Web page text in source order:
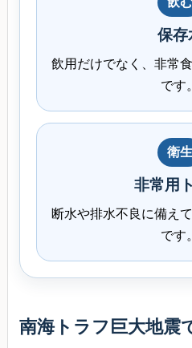
保存
飲用だけでなく、非常
です。
衛生
非常用
断水や排水不良に備え
です。
南海トラフ巨大地震